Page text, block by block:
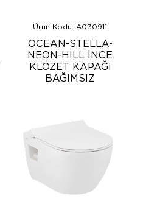
Ürün Kodu: A030911
OCEAN-STELLA-
NEON-HILL İNCE
KLOZET KAPAĞI
BAĞIMSIZ